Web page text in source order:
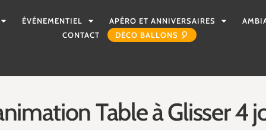
ÉVÉNEMENTIEL APÉRO ET ANNIVERSAIRES
CONTACT
DÉCO BALLONS 🎈
Table à Glisser 4